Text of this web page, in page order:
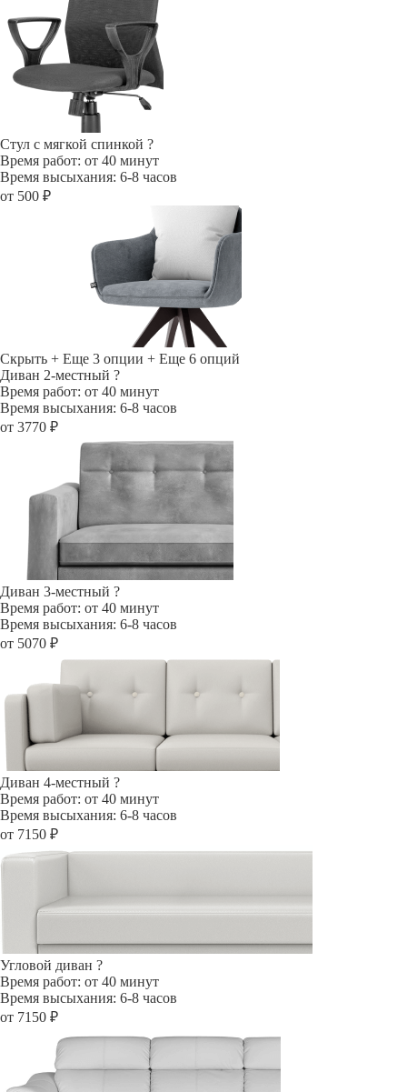
Стул с мягкой спинкой ?
Время работ: от 40 минут
Время высыхания: 6-8 часов
от 500 ₽
Скрыть + Еще 3 опции + Еще 6 опций
Диван 2-местный ?
Время работ: от 40 минут
Время высыхания: 6-8 часов
от 3770 ₽
Диван 3-местный ?
Время работ: от 40 минут
Время высыхания: 6-8 часов
от 5070 ₽
Диван 4-местный ?
Время работ: от 40 минут
Время высыхания: 6-8 часов
от 7150 ₽
Угловой диван ?
Время работ: от 40 минут
Время высыхания: 6-8 часов
от 7150 ₽